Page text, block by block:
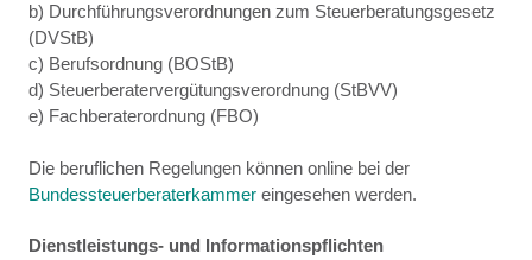
b) Durchführungsverordnungen zum Steuerberatungsgesetz
(DVStB)
c) Berufsordnung (BOStB)
d) Steuerberatervergütungsverordnung (StBVV)
e) Fachberaterordnung (FBO)
Die beruflichen Regelungen können online bei der
Bundessteuerberaterkammer eingesehen werden.
Dienstleistungs- und Informationspflichten